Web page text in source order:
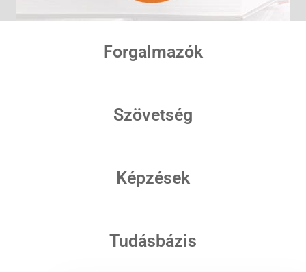
Forgalmazók
Szövetség
Képzések
Tudásbázis